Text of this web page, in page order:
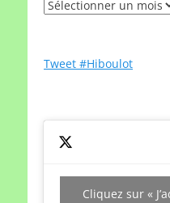
Rechercher
date
Tweet #Hiboulot
Cliquez sur «